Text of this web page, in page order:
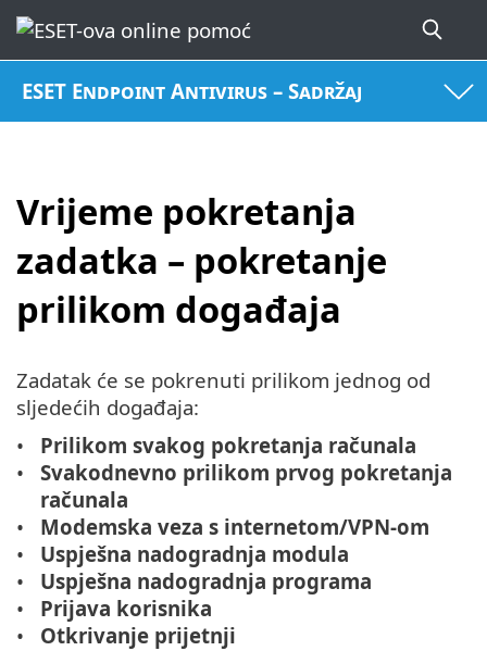
ESET Endpoint Antivirus – Sadržaj
Vrijeme pokretanja
zadatka – pokretanje
prilikom događaja
Zadatak će se pokrenuti prilikom jednog od
sljedećih događaja:
Prilikom svakog pokretanja računala
Svakodnevno prilikom prvog pokretanja
računala
Modemska veza s internetom/VPN-om
Uspješna nadogradnja modula
Uspješna nadogradnja programa
Prijava korisnika
Otkrivanje prijetnji